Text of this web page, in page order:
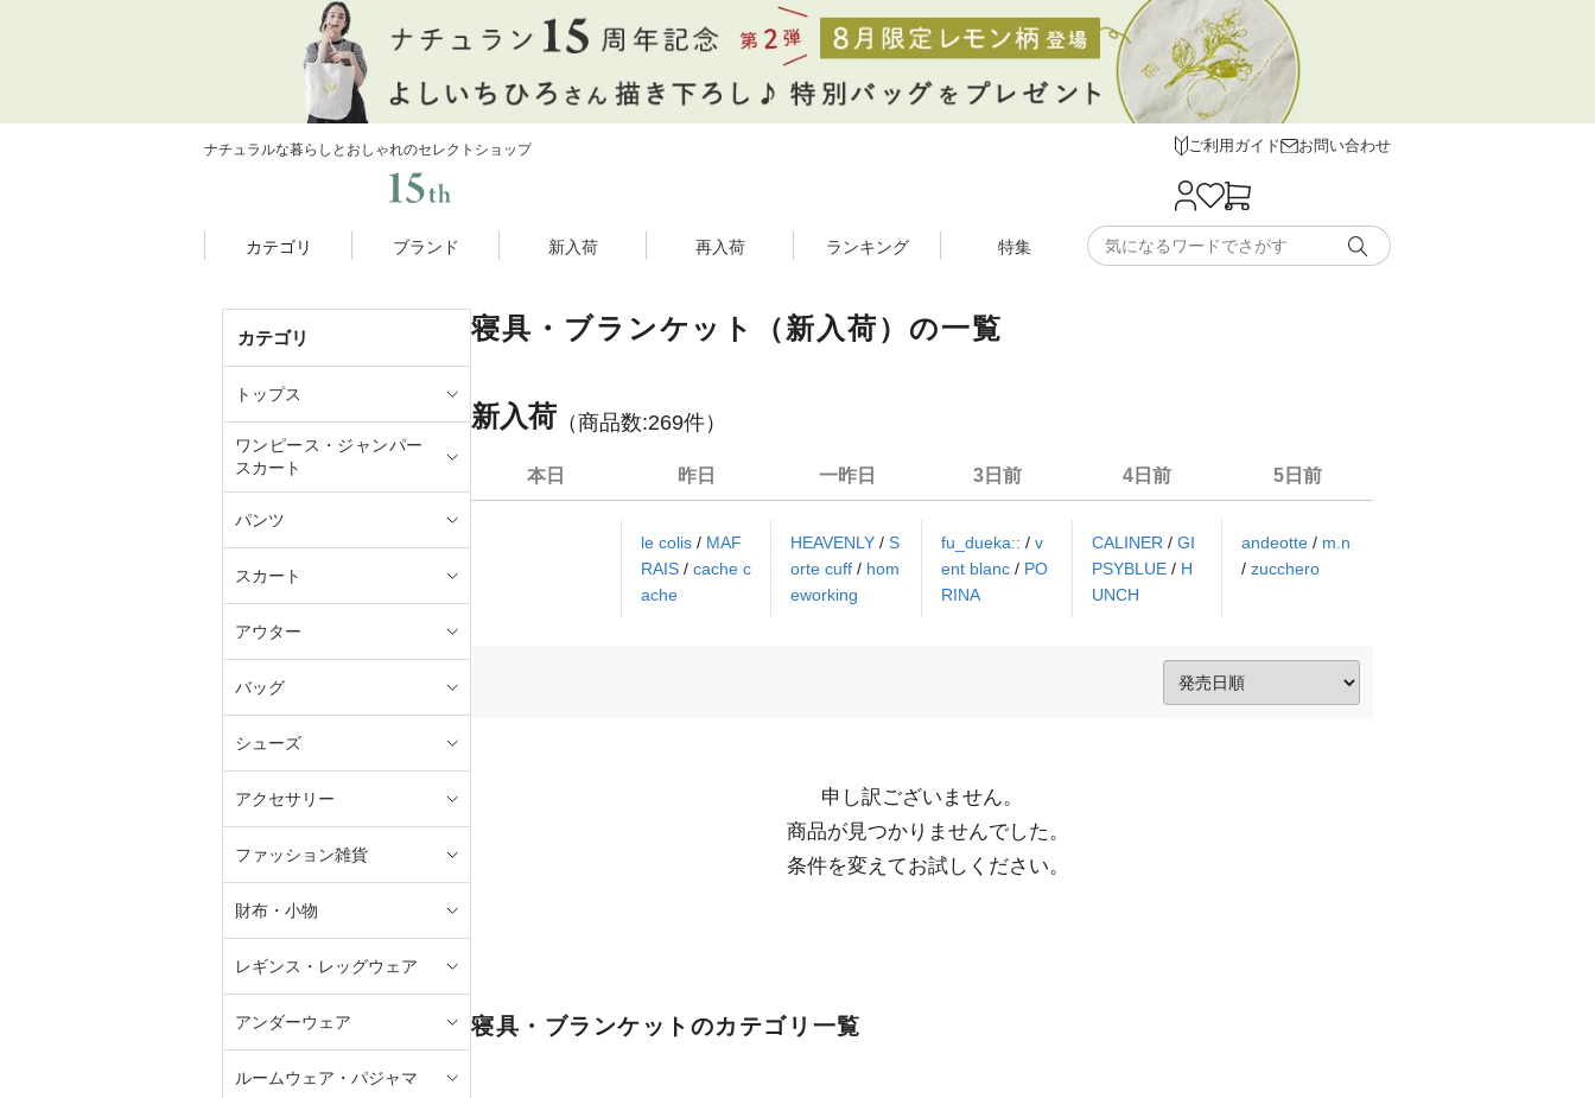
ナチュラルな暮らしとおしゃれのセレクトショップ ご利用ガイド お問い合わせ
カテゴリ ブランド 新入荷 再入荷 ランキング 特集
カテゴリ
トップス
ワンピース・ジャンパー
スカート
パンツ
スカート
アウター
バッグ
シューズ
アクセサリー
ファッション雑貨
財布・小物
レギンス・レッグウェア
アンダーウェア
ルームウェア・パジャマ
寝具・ブランケット（新入荷）の一覧
新入荷 （商品数:269件）
本日 昨日
le colis / MAF
RAIS / cache c
ache
一昨日
HEAVENLY/S
orte cuff/ hom
eworking
3日前
fu_dueka:: / v
ent blanc / PO
RINA
4日前
CALINER / GI
PSYBLUE / H
UNCH
5日前
andeotte/ m.n
/zucchero
申し訳ございません。
  条件を変えてお試しください。
寝具・ブランケットのカテゴリ一覧